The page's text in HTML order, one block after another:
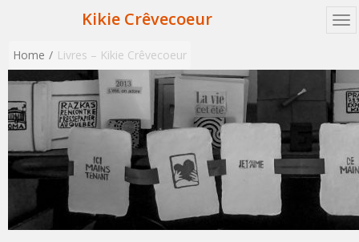
Kikie Crêvecoeur
Home Livres – Kikie Crêvecoeur